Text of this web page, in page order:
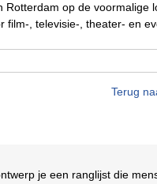
Rotterdam op de voormalige
film-, televisie-, theater- en
Terug
je een ranglijst die